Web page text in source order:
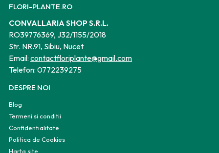
FLORI-PLANTE.RO
CONVALLARIA SHOP S.R.L.
RO39776369, J32/1155/2018
Str. NR.91, Sibiu, Nucet
Email: contactfloriplante@gmail.com
Telefon: 0772239275
DESPRE NOI
Blog
Termeni si conditii
Confidentialitate
Politica de Cookies
Harta site